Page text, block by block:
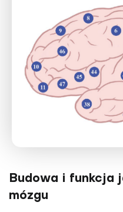
Budowa i funkcja
mózgu